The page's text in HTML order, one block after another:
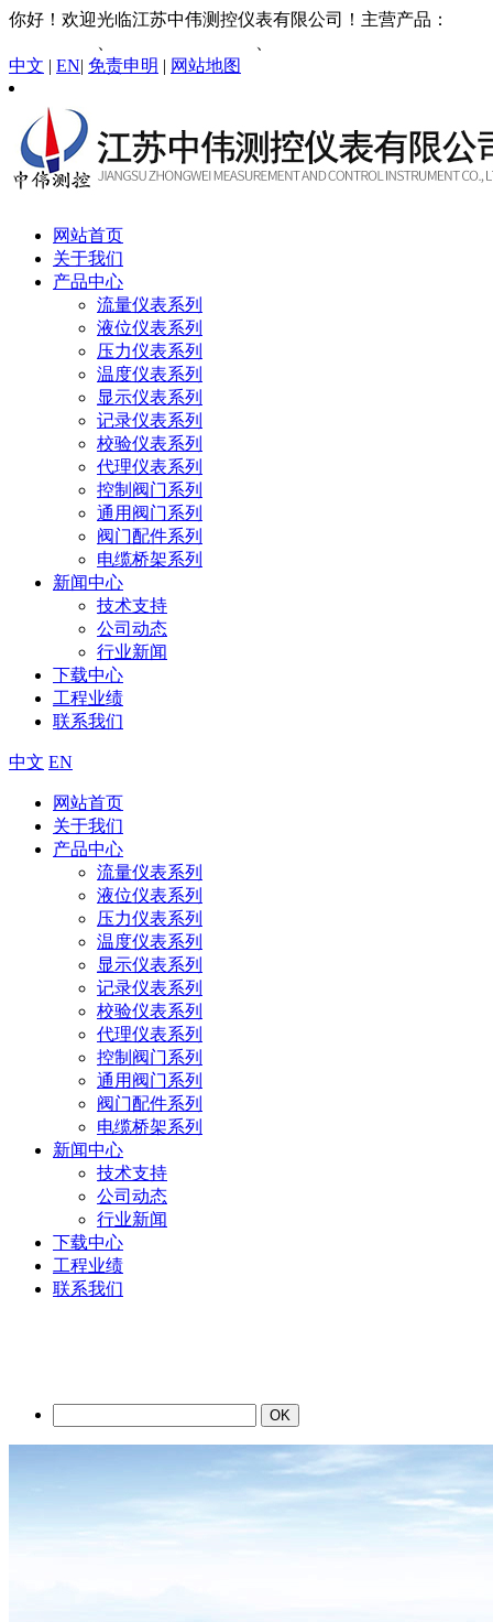
你好！欢迎光临江苏中伟测控仪表有限公司！主营产品：
中文 | EN| 免责申明 | 网站地图
网站首页
关于我们
产品中心
流量仪表系列
液位仪表系列
压力仪表系列
温度仪表系列
显示仪表系列
记录仪表系列
校验仪表系列
代理仪表系列
控制阀门系列
通用阀门系列
阀门配件系列
电缆桥架系列
新闻中心
技术支持
公司动态
行业新闻
下载中心
工程业绩
联系我们
中文 EN
网站首页
关于我们
产品中心
流量仪表系列
液位仪表系列
压力仪表系列
温度仪表系列
显示仪表系列
记录仪表系列
校验仪表系列
代理仪表系列
控制阀门系列
通用阀门系列
阀门配件系列
电缆桥架系列
新闻中心
技术支持
公司动态
行业新闻
下载中心
工程业绩
联系我们